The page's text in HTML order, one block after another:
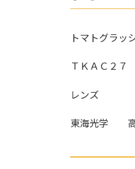
トマトグラッ
ＴＫＡＣ２
レンズ
東海光学 高